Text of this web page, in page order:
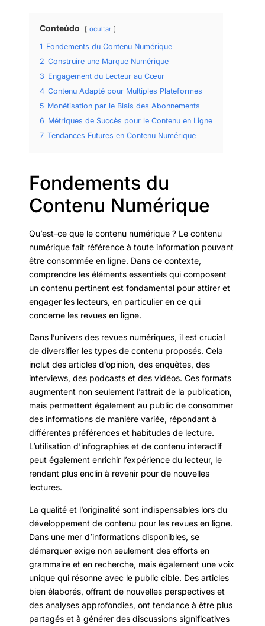
Conteúdo ocultar
1 Fondements du Contenu Numérique
2 Construire une Marque Numérique
3 Engagement du Lecteur au Cœur
4 Contenu Adapté pour Multiples Plateformes
5 Monétisation par le Biais des Abonnements
6 Métriques de Succès pour le Contenu en Ligne
7 Tendances Futures en Contenu Numérique
Fondements du
Contenu Numérique
Qu’est-ce que le contenu numérique ? Le contenu
numérique fait référence à toute information pouvant
être consommée en ligne. Dans ce contexte,
comprendre les éléments essentiels qui composent
un contenu pertinent est fondamental pour attirer et
engager les lecteurs, en particulier en ce qui
concerne les revues en ligne.
Dans l’univers des revues numériques, il est crucial
de diversifier les types de contenu proposés. Cela
inclut des articles d’opinion, des enquêtes, des
interviews, des podcasts et des vidéos. Ces formats
augmentent non seulement l’attrait de la publication,
mais permettent également au public de consommer
des informations de manière variée, répondant à
différentes préférences et habitudes de lecture.
L’utilisation d’infographies et de contenu interactif
peut également enrichir l’expérience du lecteur, le
rendant plus enclin à revenir pour de nouvelles
lectures.
La qualité et l’originalité sont indispensables lors du
développement de contenu pour les revues en ligne.
Dans une mer d’informations disponibles, se
démarquer exige non seulement des efforts en
grammaire et en recherche, mais également une voix
unique qui résonne avec le public cible. Des articles
bien élaborés, offrant de nouvelles perspectives et
des analyses approfondies, ont tendance à être plus
partagés et à générer des discussions significatives